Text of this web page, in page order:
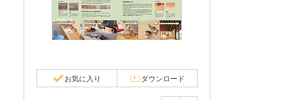
お気に入り ダウンロード